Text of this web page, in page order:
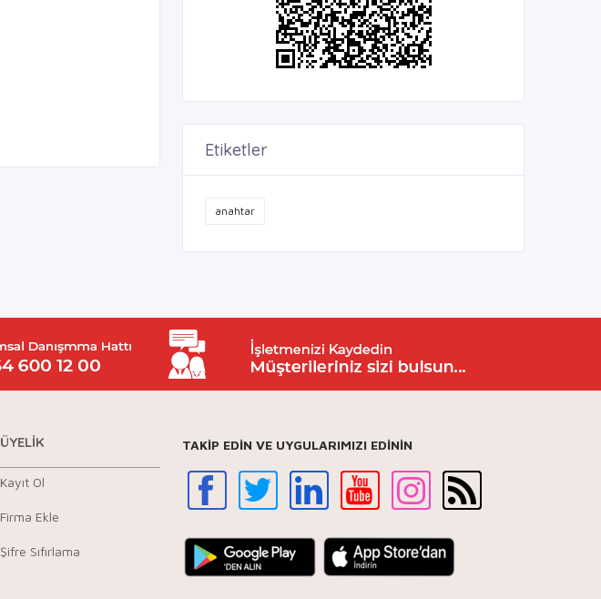
Etiketler
anahtar
ÜYELİK
Kayıt Ol
Firma Ekle
Şifre Sıfırlama
TAKİP EDİN VE UYGULARIMIZI EDİNİN